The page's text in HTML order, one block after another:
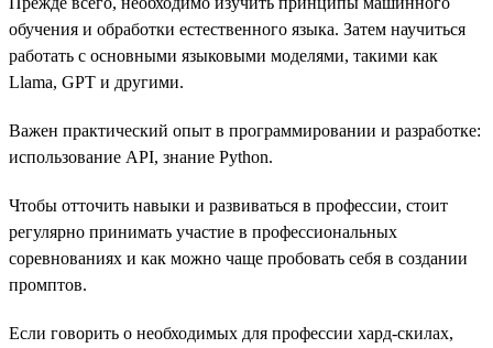
обучения и обработки естественного языка. Затем научиться
работать с основными языковыми моделями, такими как
Llama, GPT и другими.
Важен практический опыт в программировании и разработке:
использование API, знание Python.
Чтобы отточить навыки и развиваться в профессии, стоит
регулярно принимать участие в профессиональных
соревнованиях и как можно чаще пробовать себя в создании
промптов.
Если говорить о необходимых для профессии хард-скилах,